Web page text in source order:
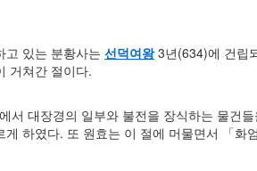
고 있는 분황사는 선덕여왕3년(634)에 건립
거쳐간 절이다.
서 대장경의 일부와 불전을 장식하는 물건
게 하였다. 또 원효는 이 절에 머물면서 「화